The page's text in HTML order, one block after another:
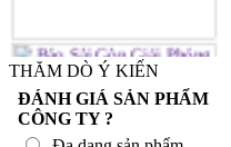
THĂM DÒ Ý KIẾN
ĐÁNH GIÁ SẢN PHẨM
CÔNG TY ?